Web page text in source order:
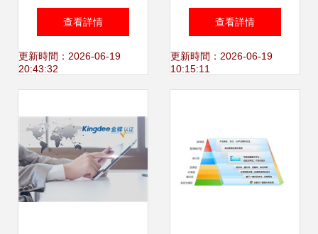
訓 從入門到精通的
職業(yè)路徑
查看詳情
更新時間：2026-06-19
20:43:32
與軟件咨詢 云信科
技助力淅川數(shù)
查看詳情
更新時間：2026-06-19
10:15:11